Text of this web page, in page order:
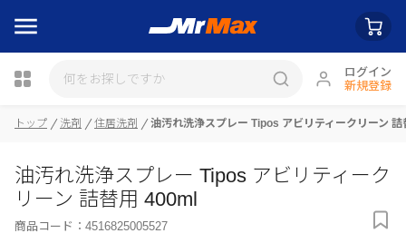
ログイン
新規登録
瓶詰
トップ 洗剤 住居洗剤 油汚れ洗浄スプレー Tipos アビリティークリーン
油汚れ洗浄スプレー Tipos アビリティーク
リーン 詰替用 400ml
商品コード： 4516825005527